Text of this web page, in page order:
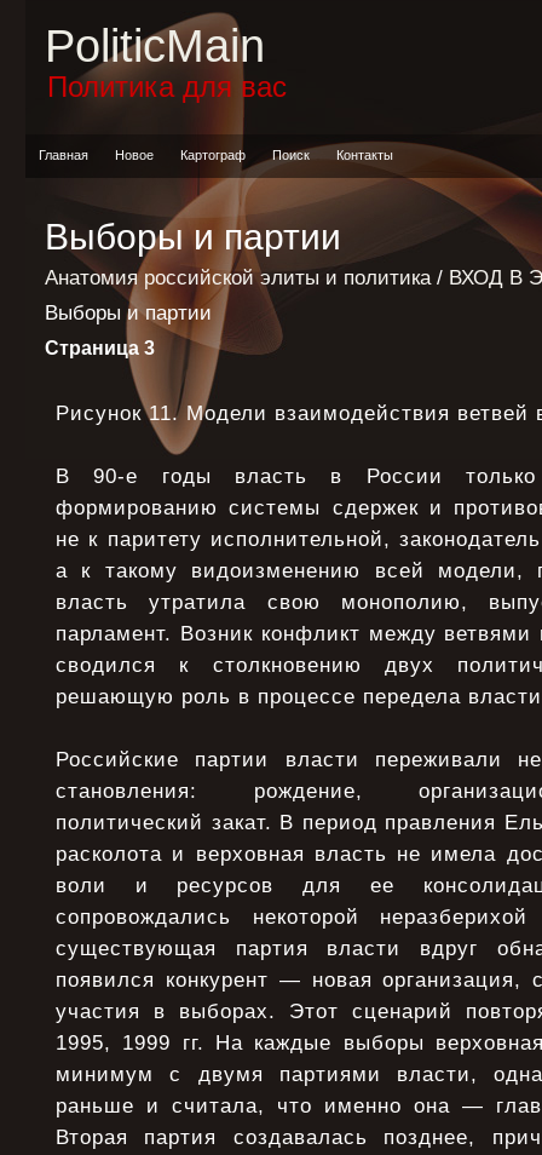
PoliticMain
Политика для вас
Главная Новое Картограф Поиск Контакты
Выборы и партии
Анатомия российской элиты и политика/ ВХОД В
Выборы и партии
Страница 3
Рисунок 11. Модели взаимодействия ветвей
В 90-е годы власть в России только
формированию системы сдержек и
не к паритету исполнительной,
а к такому видоизменению всей модели,
власть утратила свою монополию,
парламент. Возник конфликт между ветвями
сводился к столкновению двух
решающую роль в процессе передела
Российские партии власти переживали
становления: рождение,
политический закат. В период правления
расколота и верховная власть не имела
воли и ресурсов для ее
сопровождались некоторой
существующая партия власти вдруг
появился конкурент — новая организация,
участия в выборах. Этот сценарий
1995, 1999 гг. На каждые выборы
минимум с двумя партиями власти,
раньше и считала, что именно она —
Вторая партия создавалась позднее,